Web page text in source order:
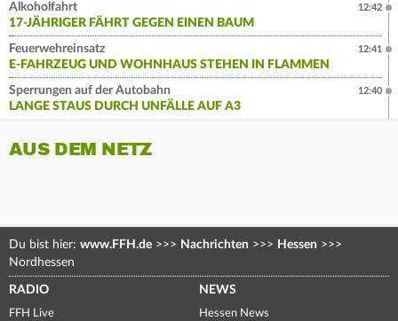
Alkoholfahrt
17-JÄHRIGER FÄHRT GEGEN EINEN BAUM
12:42
Feuerwehreinsatz
E-FAHRZEUG UND WOHNHAUS STEHEN IN FLAMMEN
12:41
Sperrungen auf der Autobahn
LANGE STAUS DURCH UNFÄLLE AUF A3
12:40
AUS DEM NETZ
Du bist hier: www.FFH.de >>> Nachrichten >>> Hessen >>>
Nordhessen
RADIO
FFH Live
NEWS
Hessen News